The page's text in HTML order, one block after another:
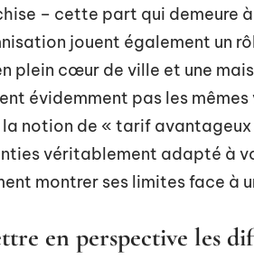
– cette part qui demeure
jouent également un
plein cœur de ville et une
évidemment pas les
la notion de « tarif
véritablement adapté à
montrer ses limites face à
en perspective les